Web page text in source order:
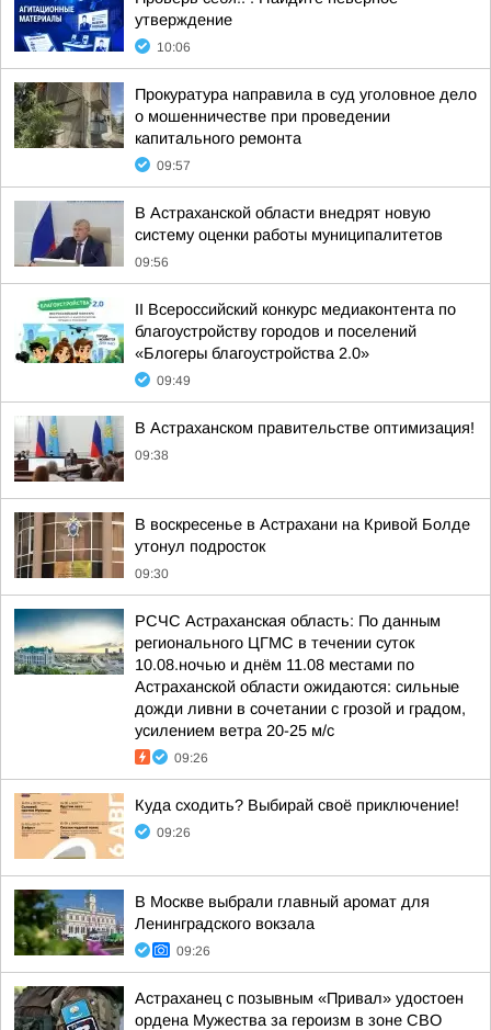
утверждение
10:06
Прокуратура направила в суд уголовное дело
о мошенничестве при проведении
капитального ремонта
09:57
В Астраханской области внедрят новую
систему оценки работы муниципалитетов
09:56
II Всероссийский конкурс медиаконтента по
благоустройству городов и поселений
«Блогеры благоустройства 2.0»
09:49
В Астраханском правительстве оптимизация!
09:38
В воскресенье в Астрахани на Кривой Болде
утонул подросток
09:30
РСЧС Астраханская область: По данным
регионального ЦГМС в течении суток
10.08.ночью и днём 11.08 местами по
Астраханской области ожидаются: сильные
дожди ливни в сочетании с грозой и градом,
усилением ветра 20-25 м/с
09:26
Куда сходить? Выбирай своё приключение!
09:26
В Москве выбрали главный аромат для
Ленинградского вокзала
09:26
Астраханец с позывным «Привал» удостоен
ордена Мужества за героизм в зоне СВО